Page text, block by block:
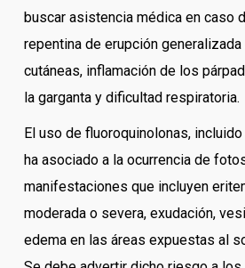
buscar asistencia médica en caso
repentina de erupción
cutáneas, inflamación de los
la garganta y dificultad respiratoria.
El uso de fluoroquinolonas,
ha asociado a la ocurrencia de
manifestaciones que incluyen
moderada o severa, exudación,
edema en las áreas expuestas al